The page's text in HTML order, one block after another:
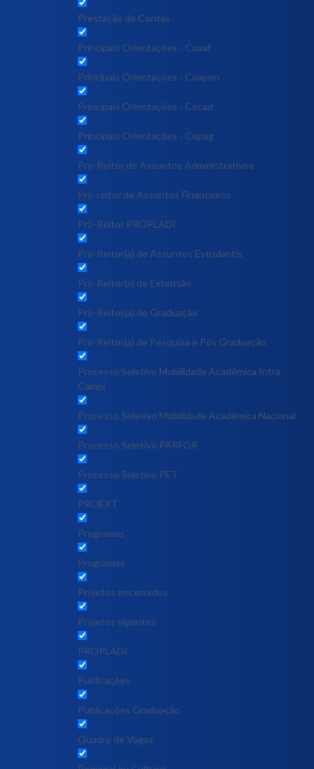
Prestação de Contas
Principais Orientações - Coaaf
Principais Orientações - Coapen
Principais Orientações - Cocad
Principais Orientações - Copag
Pró-Reitor de Assuntos Administrativos
Pró-reitor de Assuntos Financeiros
Pró-Reitor PROPLADI
Pró-Reitor(a) de Assuntos Estudantis
Pró-Reitor(a) de Extensão
Pró-Reitor(a) de Graduação
Pró-Reitor(a) de Pesquisa e Pós Graduação
Processo Seletivo Mobilidade Acadêmica Intra
Campi
Processo Seletivo Mobilidade Acadêmica Nacional
Processo Seletivo PARFOR
Processo Seletivo PET
PROEXT
Programas
Programas
Projetos encerrados
Projetos vigentes
PROPLADI
Publicações
Publicações Graduação
Quadro de Vagas